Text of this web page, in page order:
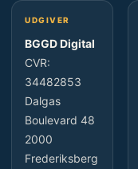
UDGIVER
BGGD Digital
CVR:
34482853
Dalgas
Boulevard 48
2000
Frederiksberg